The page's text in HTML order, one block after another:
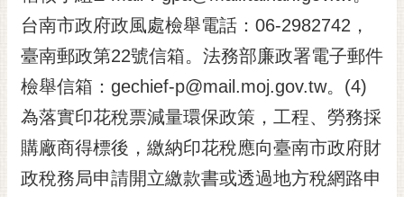
台南市政府政風處檢舉電話：06-2982742，
臺南郵政第22號信箱。法務部廉政署電子郵件
檢舉信箱：gechief-p@mail.moj.gov.tw。(4)
為落實印花稅票減量環保政策，工程、勞務採
購廠商得標後，繳納印花稅應向臺南市政府財
政稅務局申請開立繳款書或透過地方稅網路申